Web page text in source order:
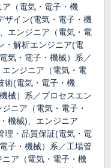
（電気・電子・機
ザイン(電気・電子・機
エンジニア（電気・電
・解析エンジニア(電
気・電子・機械）系／
ンジニア（電気・電
術(電気・電子・機
械）系／プロセスエン
ニア（電気・電子・
機械)、エンジニア
理・品質保証(電気・電
子・機械）系／工場管
ア（電気・電子・機